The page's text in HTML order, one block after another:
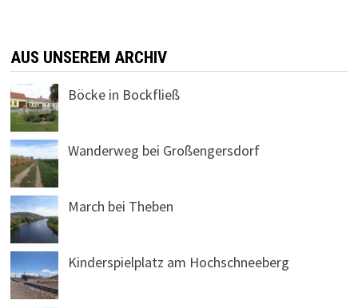
AUS UNSEREM ARCHIV
Böcke in Bockfließ
Wanderweg bei Großengersdorf
March bei Theben
Kinderspielplatz am Hochschneeberg